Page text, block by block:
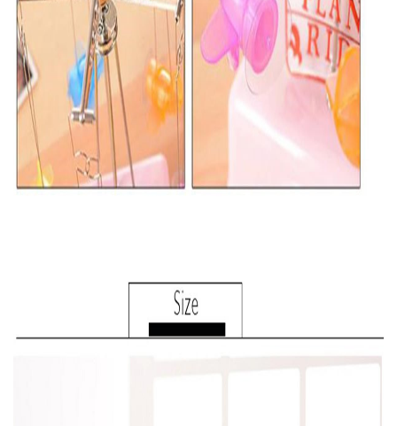
Moda > Saatler
Moda > Takı / Mücevher
Oto, Bahçe, Yapı
Oto, Bahçe, Yapı
Bahçe Makineleri
Oto, Bahçe, Yapı
Bahçe Mobilyası
Oto, Bahçe, Yapı